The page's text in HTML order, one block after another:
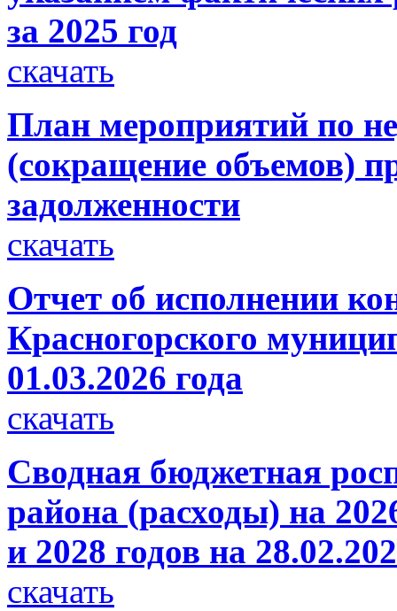
за 2025 год
скачать
План мероприятий по
(сокращение объемов)
задолженности
скачать
Отчет об исполнении
Красногорского
01.03.2026 года
скачать
Сводная бюджетная
района (расходы) на
и 2028 годов на
скачать